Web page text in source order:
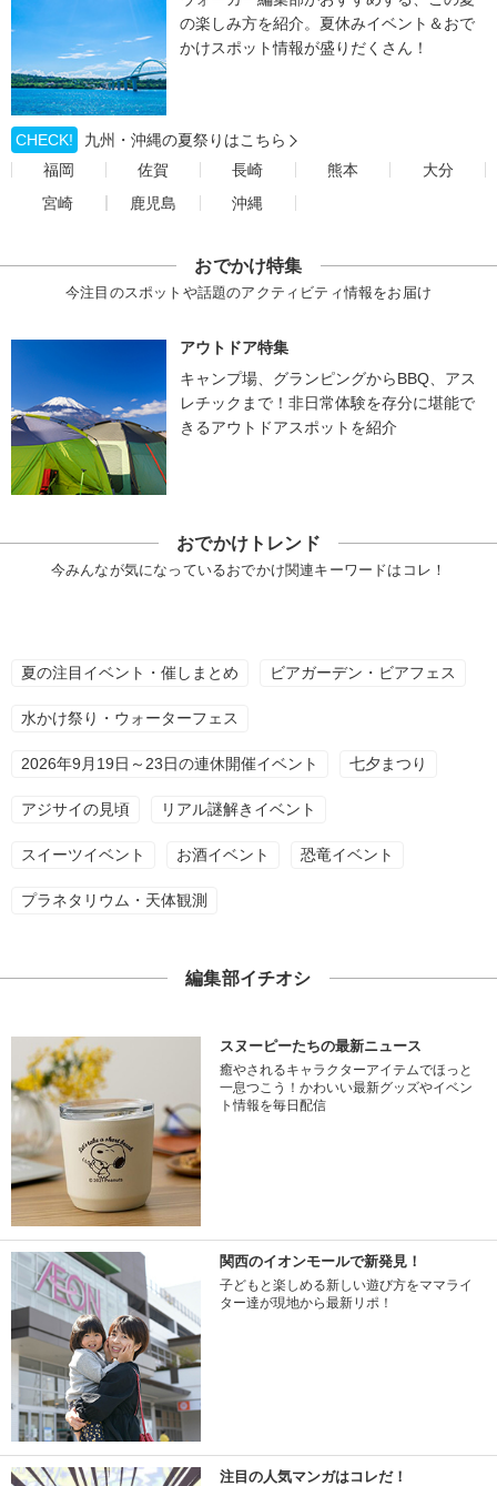
の楽しみ方を紹介。夏休みイベント＆おで
かけスポット情報が盛りだくさん！
CHECK!
九州・沖縄の夏祭りはこちら
福岡
佐賀 長崎 熊本
大分
宮崎
鹿児島 沖縄
おでかけ特集
今注目のスポットや話題のアクティビティ情報をお届け
アウトドア特集
キャンプ場、グランピングからBBQ、アス
レチックまで！非日常体験を存分に堪能で
きるアウトドアスポットを紹介
おでかけトレンド
今みんなが気になっているおでかけ関連キーワードはコレ！
夏の注目イベント・催しまとめ ビアガーデン・ビアフェス
水かけ祭り・ウォーターフェス
2026年9月19日～23日の連休開催イベント 七夕まつり
アジサイの見頃 リアル謎解きイベント
スイーツイベント お酒イベント 恐竜イベント
プラネタリウム・天体観測
編集部イチオシ
スヌーピーたちの最新ニュース
癒やされるキャラクターアイテムでほっと
一息つこう！かわいい最新グッズやイベン
ト情報を毎日配信
関西のイオンモールで新発見！
子どもと楽しめる新しい遊び方をママライ
ター達が現地から最新リポ！
注目の人気マンガはコレだ！